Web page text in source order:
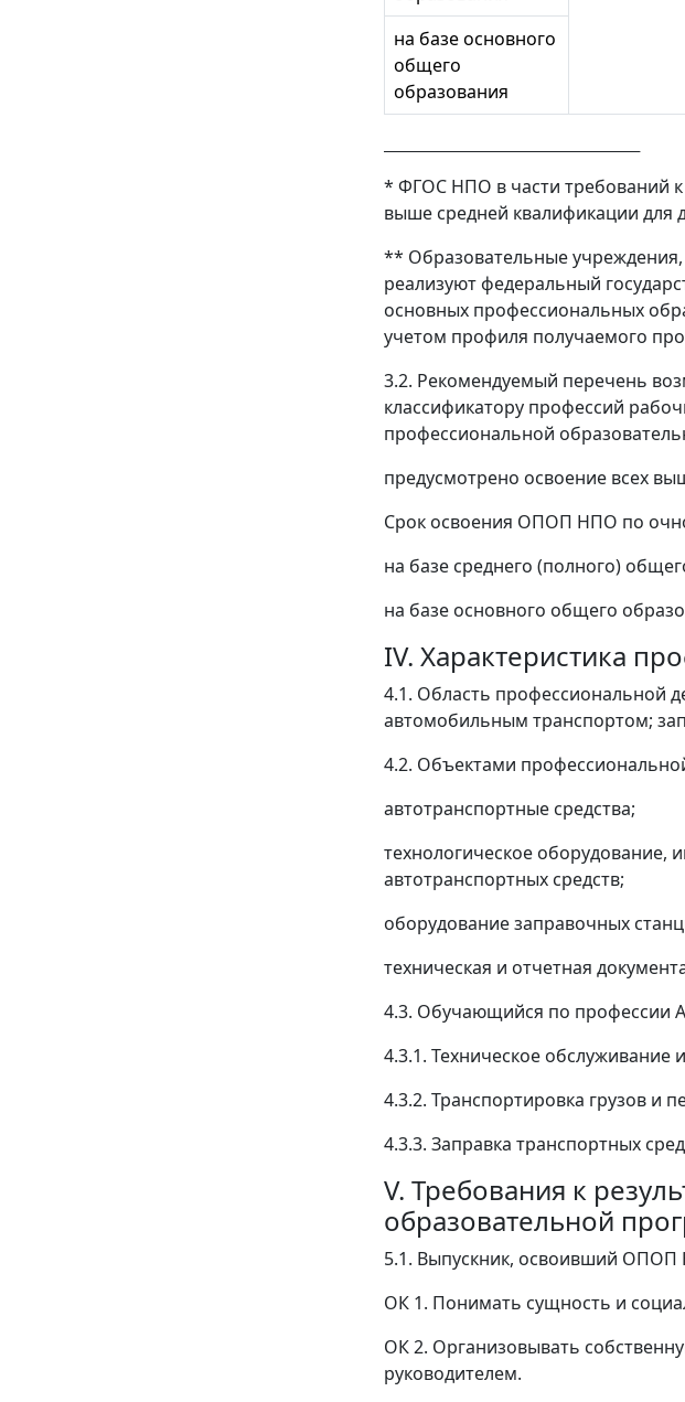
на базе основного
общего
образования
* ФГОС НПО в части требований
выше средней квалификации для
** Образовательные
реализуют федеральный
основных профессиональных
учетом профиля получаемого
3.2. Рекомендуемый перечень
классификатору профессий
профессиональной
предусмотрено освоение всех
Срок освоения ОПОП НПО по
на базе среднего (полного)
на базе основного общего
IV. Характеристика
4.1. Область профессиональной
автомобильным транспортом;
4.2. Объектами
автотранспортные средства;
технологическое оборудование,
автотранспортных средств;
оборудование заправочных
техническая и отчетная
4.3. Обучающийся по профессии
4.3.1. Техническое обслуживание
4.3.2. Транспортировка грузов и
4.3.3. Заправка транспортных
V. Требования к
образовательной
5.1. Выпускник, освоивший
ОК 1. Понимать сущность и
ОК 2. Организовывать
руководителем.